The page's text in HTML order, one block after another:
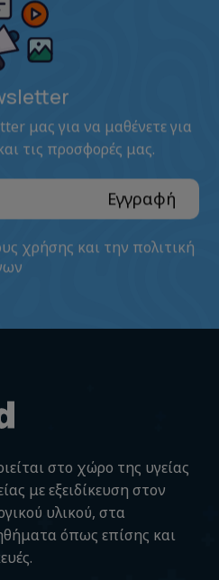
μας για να μαθένετε για
τις προσφορές μας.
Εγγραφή
χρήσης και την πολιτική
στο χώρο της υγείας
με εξειδίκευση στον
υλικού, στα
όπως επίσης και